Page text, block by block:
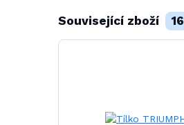
Související zboží 16